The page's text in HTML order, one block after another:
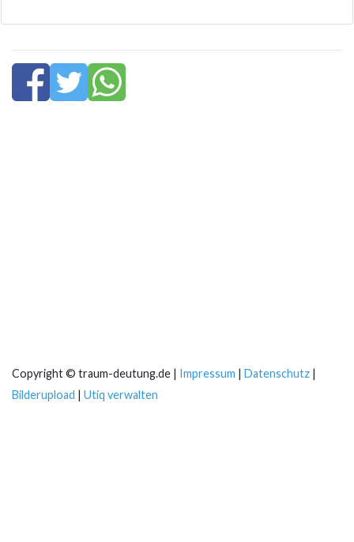
Copyright © traum-deutung.de | Impressum | Datenschutz |
Bilderupload | Utiq verwalten